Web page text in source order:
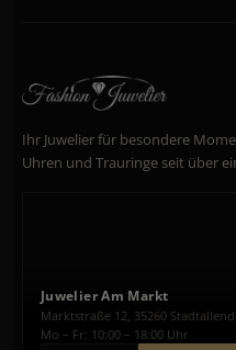
Ihr Juwelier für besondere
Uhren und Trauringe seit über
Juwelier Am Markt
Marktstraße 12, 35260
Mo – Fr: 10:00 – 18:00 Uhr